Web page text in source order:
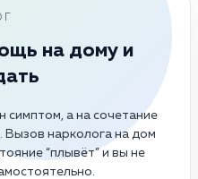
на дому и
симптом, а на сочетание
Вызов нарколога на дом
“плывёт” и вы не